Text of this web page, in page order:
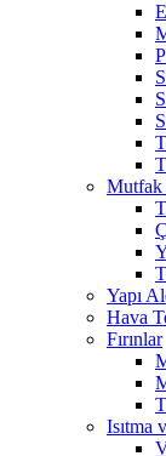
Mutfak
Yapı
Hava
Fırınlar
Isıtma